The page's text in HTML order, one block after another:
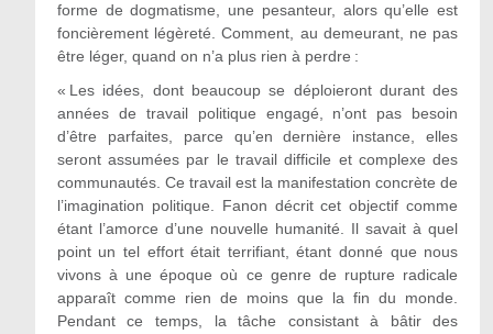
forme de dogmatisme, une pesanteur, alors qu’elle est
foncièrement légèreté. Comment, au demeurant, ne pas
être léger, quand on n’a plus rien à perdre :
« Les idées, dont beaucoup se déploieront durant des
années de travail politique engagé, n’ont pas besoin
d’être parfaites, parce qu’en dernière instance, elles
seront assumées par le travail difficile et complexe des
communautés. Ce travail est la manifestation concrète de
l’imagination politique. Fanon décrit cet objectif comme
étant l’amorce d’une nouvelle humanité. Il savait à quel
point un tel effort était terrifiant, étant donné que nous
vivons à une époque où ce genre de rupture radicale
apparaît comme rien de moins que la fin du monde.
Pendant ce temps, la tâche consistant à bâtir des